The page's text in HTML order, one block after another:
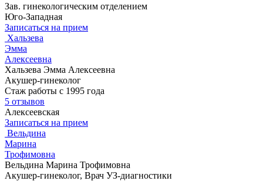
Зав. гинекологическим отделением
Юго-Западная
Записаться на прием
Хальзева
Эмма
Алексеевна
Хальзева Эмма Алексеевна
Акушер-гинеколог
Стаж работы с 1995 года
5 отзывов
Алексеевская
Записаться на прием
Вельдина
Марина
Трофимовна
Вельдина Марина Трофимовна
Акушер-гинеколог, Врач УЗ-диагностики